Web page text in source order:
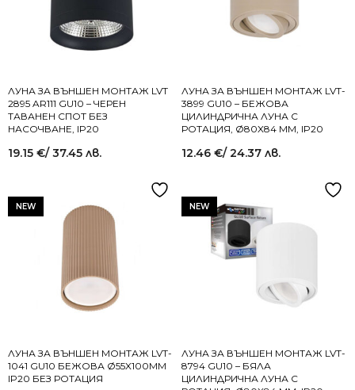
ЛУНА ЗА ВЪНШЕН МОНТАЖ LVT
2895 AR111 GU10 – ЧЕРЕН
ТАВАНЕН СПОТ БЕЗ
НАСОЧВАНЕ, IP20
19.15 €/ 37.45 лв.
ЛУНА ЗА ВЪНШЕН МОНТАЖ LVT-
3899 GU10 – БЕЖОВА
ЦИЛИНДРИЧНА ЛУНА С
РОТАЦИЯ, Ø80X84 MM, IP20
12.46 €/ 24.37 лв.
NEW
ЛУНА ЗА ВЪНШЕН МОНТАЖ LVT-
1041 GU10 БЕЖОВА Ø55X100MM
IP20 БЕЗ РОТАЦИЯ
NEW
ЛУНА ЗА ВЪНШЕН МОНТАЖ LVT-
8794 GU10 – БЯЛА
ЦИЛИНДРИЧНА ЛУНА С